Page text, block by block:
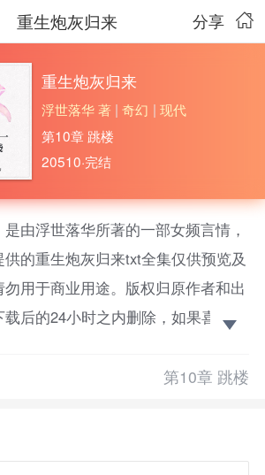
分享
重生炮灰归来
重生炮灰归来
浮世落华 著 |奇幻 | 现代
第10章 跳楼
20510·完结
是由浮世落华所著的一部女频言情，
的重生炮灰归来txt全集仅供预览及
用于商业用途。版权归原作者和出
后的24小时之内删除，如果喜欢。
重生到了被继母虐待，被继妹抢走
十六岁！ 稀里糊涂的重生却不一
次许我自己一世繁华，活的精
第10章 跳楼